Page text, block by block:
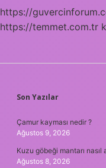
https://
https://temmet.com.tr
SIDEBAR
Son Yazılar
Çamur kayması nedir ?
Ağustos 9, 2026
Kuzu göbeği mantarı nasıl
Ağustos 8, 2026